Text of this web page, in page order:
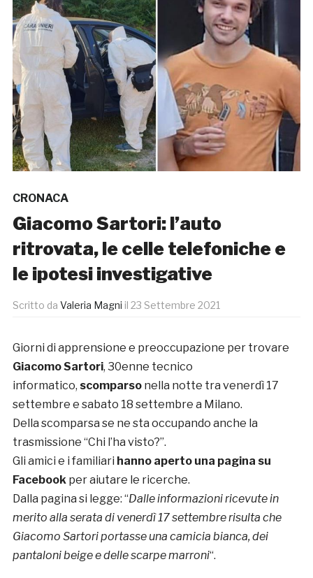
CRONACA
Giacomo Sartori: l’auto
ritrovata, le celle telefoniche e
le ipotesi investigative
Scritto da Valeria Magni il 23 Settembre 2021
Giorni di apprensione e preoccupazione per trovare
Giacomo Sartori, 30enne tecnico
informatico, scomparsonella notte tra venerdì 17
settembre e sabato 18 settembre a Milano.
Della scomparsa se ne sta occupando anche la
trasmissione “Chi l’ha visto?”.
Gli amici e i familiari hanno aperto una pagina su
Facebookper aiutare le ricerche.
Dalla pagina si legge: “Dalle informazioni ricevute in
merito alla serata di venerdì 17 settembre risulta che
Giacomo Sartori portasse una camicia bianca, dei
pantaloni beige e delle scarpe marroni“.